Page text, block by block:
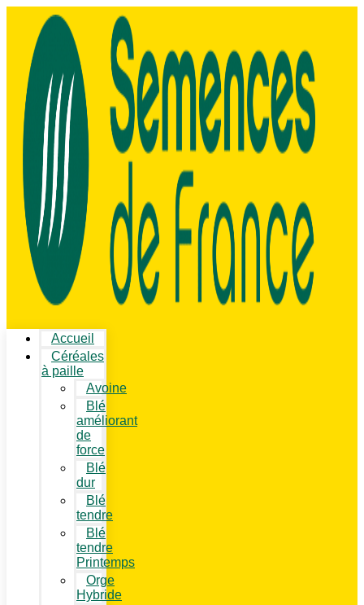
Accueil
Céréales
à paille
Avoine
Blé
améliorant
de
force
Blé
dur
Blé
tendre
Blé
tendre
Printemps
Orge
Hybride